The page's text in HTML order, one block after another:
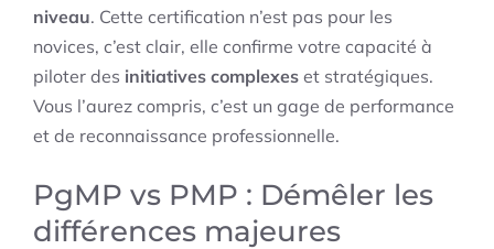
niveau. Cette certification n’est pas pour les
novices, c’est clair, elle confirme votre capacité à
piloter des initiatives complexes et stratégiques.
Vous l’aurez compris, c’est un gage de performance
et de reconnaissance professionnelle.
PgMP vs PMP : Démêler les
différences majeures